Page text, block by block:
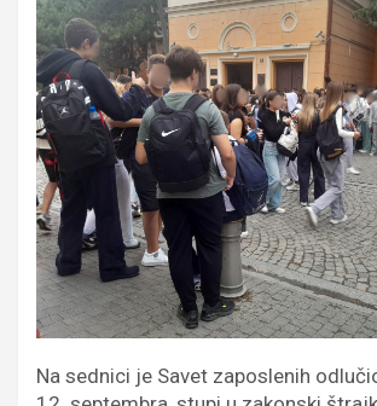
Na sednici je Savet zaposlenih